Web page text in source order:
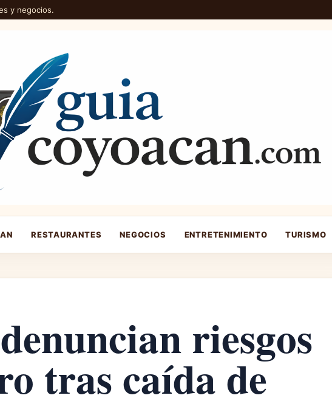
y negocios.
RESTAURANTES NEGOCIOS ENTRETENIMIENTO TURISMO
riesgos
tras caída de